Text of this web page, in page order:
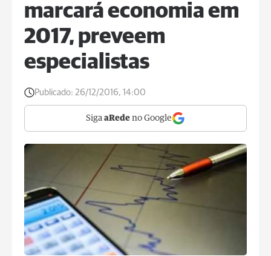
marcará economia em
2017, preveem
especialistas
Publicado: 26/12/2016, 14:00
Siga aRede no Google